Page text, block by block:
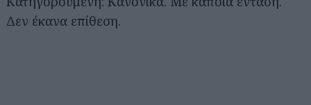
Δεν έκανα επίθεση.